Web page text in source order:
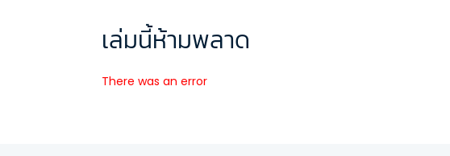
เล่มนี้ห้ามพลาด
There was an error